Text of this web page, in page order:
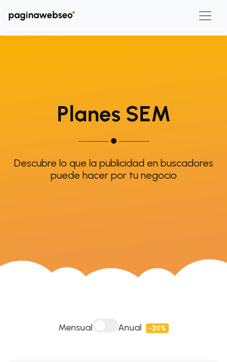
Planes SEM
Descubre lo que la publicidad en buscadores
puede hacer por tu negocio
Mensual Anual -20%